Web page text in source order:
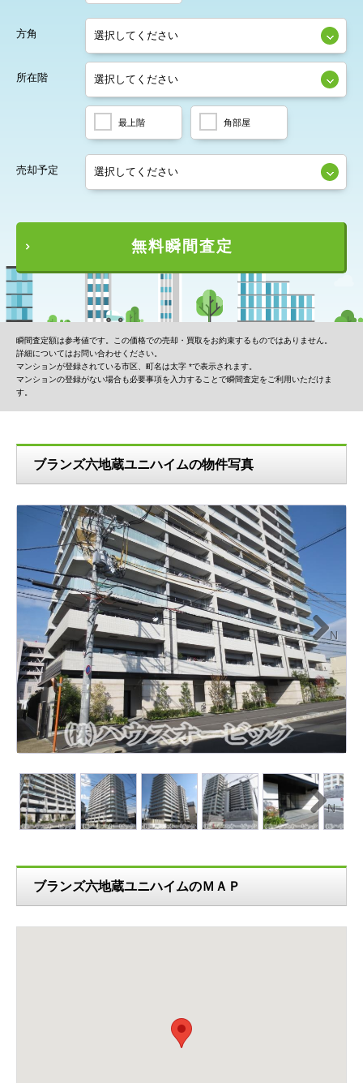
方角
所在階
最上階 角部屋
売却予定
無料瞬間査定
瞬間査定額は参考値です。この価格での売却・買取をお約束するものではありません。
詳細についてはお問い合わせください。
マンションが登録されている市区、町名は太字 *で表示されます。
マンションの登録がない場合も必要事項を入力することで瞬間査定をご利用いただけま
す。
ブランズ六地蔵ユニハイムの物件写真
N
ext
N
ext
ブランズ六地蔵ユニハイムのＭＡＰ